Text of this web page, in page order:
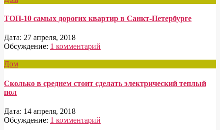
ТОП-10 самых дорогих квартир в Санкт-Петербурге
Дата: 27 апреля, 2018
Обсуждение: 1 комментарий
Дом
Сколько в среднем стоит сделать электрический теплый
пол
Дата: 14 апреля, 2018
Обсуждение: 1 комментарий